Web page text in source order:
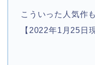
こういった人気作
【2022年1月25日